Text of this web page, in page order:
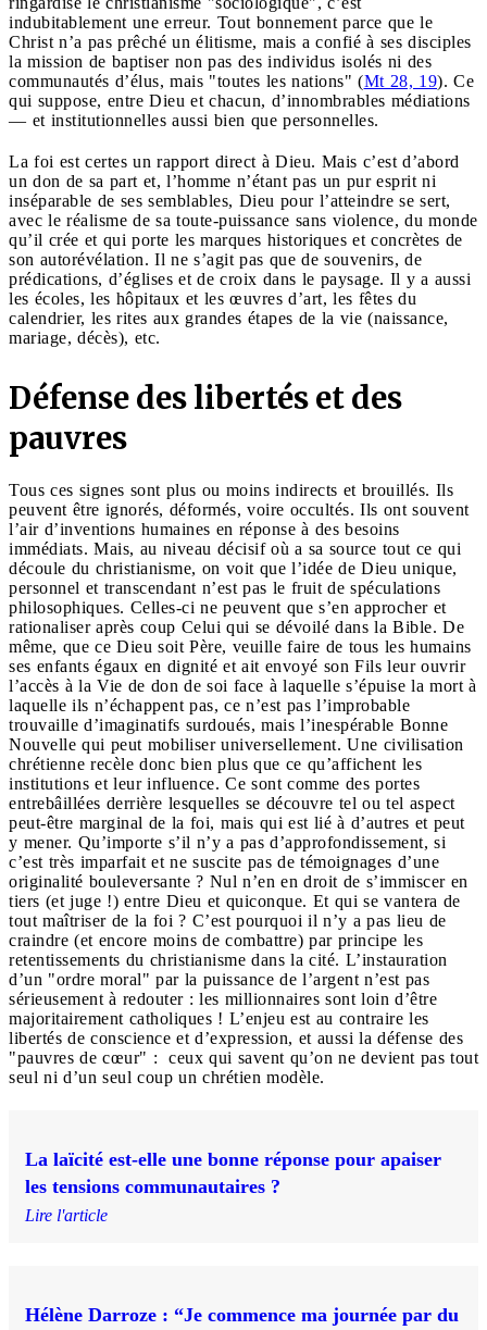
indubitablement une erreur. Tout bonnement parce que le
Christ n’a pas prêché un élitisme, mais a confié à ses disciples
la mission de baptiser non pas des individus isolés ni des
communautés d’élus, mais "toutes les nations" (Mt 28, 19). Ce
qui suppose, entre Dieu et chacun, d’innombrables médiations
— et institutionnelles aussi bien que personnelles.
La foi est certes un rapport direct à Dieu. Mais c’est d’abord
un don de sa part et, l’homme n’étant pas un pur esprit ni
inséparable de ses semblables, Dieu pour l’atteindre se sert,
avec le réalisme de sa toute-puissance sans violence, du monde
qu’il crée et qui porte les marques historiques et concrètes de
son autorévélation. Il ne s’agit pas que de souvenirs, de
prédications, d’églises et de croix dans le paysage. Il y a aussi
les écoles, les hôpitaux et les œuvres d’art, les fêtes du
calendrier, les rites aux grandes étapes de la vie (naissance,
mariage, décès), etc.
Défense des libertés et des
pauvres
Tous ces signes sont plus ou moins indirects et brouillés. Ils
peuvent être ignorés, déformés, voire occultés. Ils ont souvent
l’air d’inventions humaines en réponse à des besoins
immédiats. Mais, au niveau décisif où a sa source tout ce qui
découle du christianisme, on voit que l’idée de Dieu unique,
personnel et transcendant n’est pas le fruit de spéculations
philosophiques. Celles-ci ne peuvent que s’en approcher et
rationaliser après coup Celui qui se dévoilé dans la Bible. De
même, que ce Dieu soit Père, veuille faire de tous les humains
ses enfants égaux en dignité et ait envoyé son Fils leur ouvrir
l’accès à la Vie de don de soi face à laquelle s’épuise la mort à
laquelle ils n’échappent pas, ce n’est pas l’improbable
trouvaille d’imaginatifs surdoués, mais l’inespérable Bonne
Nouvelle qui peut mobiliser universellement. Une civilisation
chrétienne recèle donc bien plus que ce qu’affichent les
institutions et leur influence. Ce sont comme des portes
entrebâillées derrière lesquelles se découvre tel ou tel aspect
peut-être marginal de la foi, mais qui est lié à d’autres et peut
y mener. Qu’importe s’il n’y a pas d’approfondissement, si
c’est très imparfait et ne suscite pas de témoignages d’une
originalité bouleversante ? Nul n’en en droit de s’immiscer en
tiers (et juge !) entre Dieu et quiconque. Et qui se vantera de
tout maîtriser de la foi ? C’est pourquoi il n’y a pas lieu de
craindre (et encore moins de combattre) par principe les
retentissements du christianisme dans la cité. L’instauration
d’un "ordre moral" par la puissance de l’argent n’est pas
sérieusement à redouter : les millionnaires sont loin d’être
majoritairement catholiques ! L’enjeu est au contraire les
libertés de conscience et d’expression, et aussi la défense des
"pauvres de cœur" : ceux qui savent qu’on ne devient pas tout
seul ni d’un seul coup un chrétien modèle.
La laïcité est-elle une bonne réponse pour apaiser
les tensions communautaires ?
Lire l'article
Hélène Darroze : “Je commence ma journée par du